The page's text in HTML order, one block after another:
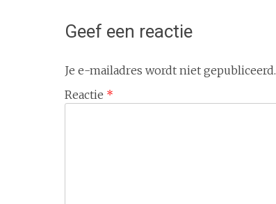
Geef een reactie
Je e-mailadres wordt niet gepubliceerd.
Reactie *